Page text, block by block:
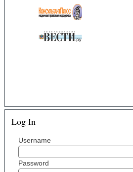
Log In
Username
Password